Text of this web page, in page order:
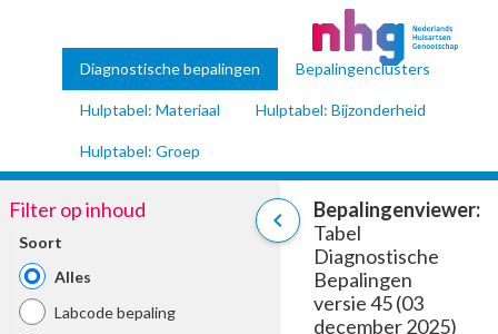
Diagnostische bepalingen Bepalingenclusters
Hulptabel: Materiaal Hulptabel: Bijzonderheid
Hulptabel: Groep
chevron_left
Filter op inhoud
Soort
Alles
Labcode bepaling
Bepalingenviewer:
Tabel
Diagnostische
Bepalingen
versie 45 (03
december 2025)